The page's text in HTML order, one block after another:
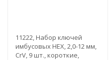
11222, Набор ключей
имбусовых HEX, 2,0-12 мм,
CrV, 9 шт., короткие,